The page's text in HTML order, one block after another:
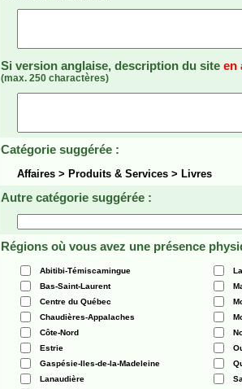
Si version anglaise, description du site en
(max. 250 charactères)
Catégorie suggérée :
Affaires > Produits & Services > Livres
Autre catégorie suggérée :
Régions où vous avez une présence
Abitibi-Témiscamingue
Bas-Saint-Laurent
Centre du Québec
Chaudières-Appalaches
Côte-Nord
Estrie
Gaspésie-Iles-de-la-Madeleine
Lanaudière